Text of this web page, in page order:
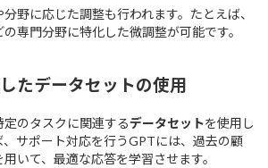
野に応じた調整も行われます。たとえば、
専門分野に特化した微調整が可能です。
たデータセットの使用
のタスクに関連するデータセットを使用し
、サポート対応を行うGPTには、過去の顧
いて、最適な応答を学習させます。